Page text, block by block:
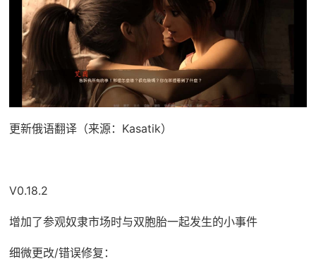
更新俄语翻译（来源：Kasatik）
V0.18.2
增加了参观奴隶市场时与双胞胎一起发生的小事件
细微更改/错误修复：